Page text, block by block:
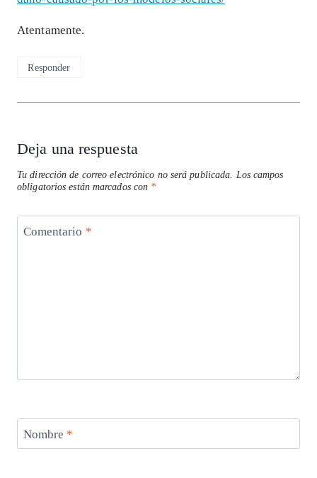
Atentamente.
Responder
Deja una respuesta
Tu dirección de correo electrónico no será publicada. Los campos
obligatorios están marcados con *
Comentario *
Nombre *